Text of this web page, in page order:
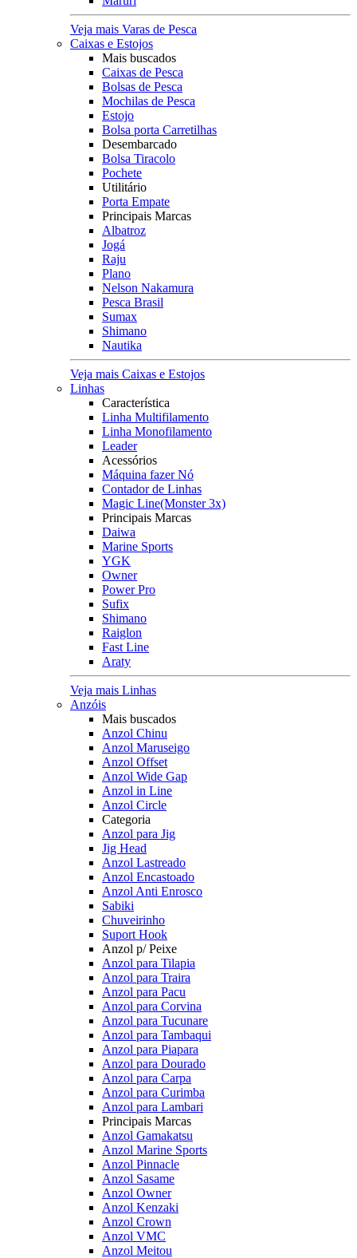
Veja mais Varas de Pesca
Caixas e Estojos
Mais buscados
Caixas de Pesca
Bolsas de Pesca
Mochilas de Pesca
Estojo
Bolsa porta Carretilhas
Desembarcado
Bolsa Tiracolo
Pochete
Utilitário
Porta Empate
Principais Marcas
Albatroz
Jogá
Raju
Plano
Nelson Nakamura
Pesca Brasil
Sumax
Shimano
Nautika
Veja mais Caixas e Estojos
Linhas
Característica
Linha Multifilamento
Linha Monofilamento
Leader
Acessórios
Máquina fazer Nó
Contador de Linhas
Magic Line(Monster 3x)
Principais Marcas
Daiwa
Marine Sports
YGK
Owner
Power Pro
Sufix
Shimano
Raiglon
Fast Line
Araty
Veja mais Linhas
Anzóis
Mais buscados
Anzol Chinu
Anzol Maruseigo
Anzol Offset
Anzol Wide Gap
Anzol in Line
Anzol Circle
Categoria
Anzol para Jig
Jig Head
Anzol Lastreado
Anzol Encastoado
Anzol Anti Enrosco
Sabiki
Chuveirinho
Suport Hook
Anzol p/ Peixe
Anzol para Tilapia
Anzol para Traira
Anzol para Pacu
Anzol para Corvina
Anzol para Tucunare
Anzol para Tambaqui
Anzol para Piapara
Anzol para Dourado
Anzol para Carpa
Anzol para Curimba
Anzol para Lambari
Principais Marcas
Anzol Gamakatsu
Anzol Marine Sports
Anzol Pinnacle
Anzol Sasame
Anzol Owner
Anzol Kenzaki
Anzol Crown
Anzol VMC
Anzol Meitou